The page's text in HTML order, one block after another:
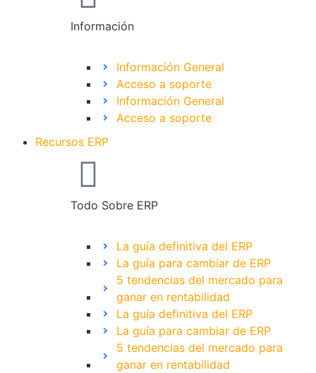
Información
Información General
Acceso a soporte
Información General
Acceso a soporte
Recursos ERP
Todo Sobre ERP
La guía definitiva del ERP
La guía para cambiar de ERP
5 tendencias del mercado para
ganar en rentabilidad
La guía definitiva del ERP
La guía para cambiar de ERP
5 tendencias del mercado para
ganar en rentabilidad